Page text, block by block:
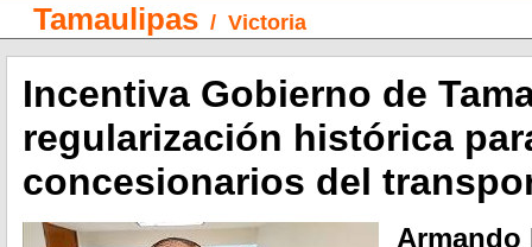
Tamaulipas / Victoria
Incentiva Gobierno de
regularización histórica
concesionarios del
Armando